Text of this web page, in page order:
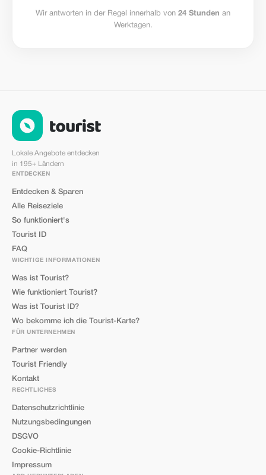
Wir antworten in der Regel innerhalb von 24 Stunden an
Werktagen.
Lokale Angebote entdecken
in 195+ Ländern
ENTDECKEN
Entdecken & Sparen
Alle Reiseziele
So funktioniert's
Tourist ID
FAQ
WICHTIGE INFORMATIONEN
Was ist Tourist?
Wie funktioniert Tourist?
Was ist Tourist ID?
Wo bekomme ich die Tourist-Karte?
FÜR UNTERNEHMEN
Partner werden
Tourist Friendly
Kontakt
RECHTLICHES
Datenschutzrichtlinie
Nutzungsbedingungen
DSGVO
Cookie-Richtlinie
Impressum